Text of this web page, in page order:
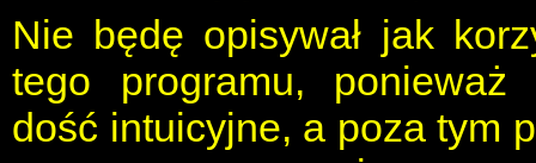
Nie będę opisywał jak
tego programu,
dość intuicyjne, a poza tym